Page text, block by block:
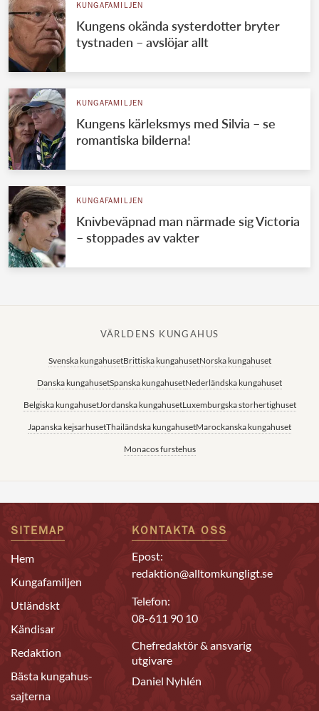
KUNGAFAMILJEN
Kungens okända systerdotter bryter
tystnaden – avslöjar allt
KUNGAFAMILJEN
Kungens kärleksmys med Silvia – se
romantiska bilderna!
KUNGAFAMILJEN
Knivbeväpnad man närmade sig Victoria
– stoppades av vakter
VÄRLDENS KUNGAHUS
Svenska kungahusetBrittiska kungahusetNorska kungahuset
Danska kungahusetSpanska kungahusetNederländska kungahuset
Belgiska kungahusetJordanska kungahusetLuxemburgska storhertighuset
Japanska kejsarhusetThailändska kungahusetMarockanska kungahuset
Monacos furstehus
SITEMAP
Hem
Kungafamiljen
Utländskt
Kändisar
Redaktion
Bästa kungahus-
sajterna
KONTAKTA OSS
Epost:
redaktion@alltomkungligt.se
Telefon:
08-611 90 10
Chefredaktör & ansvarig
utgivare
Daniel Nyhlén